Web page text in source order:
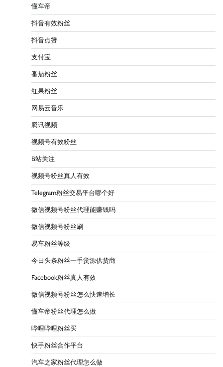
懂车帝
抖音有效粉丝
抖音点赞
支付宝
番茄粉丝
红果粉丝
网易云音乐
腾讯视频
视频号有效粉丝
B站关注
视频号粉丝真人有效
Telegram粉丝交易平台哪个好
微信视频号粉丝代理能赚钱吗
微信视频号粉丝刷
易车粉丝等级
今日头条粉丝一手货源供货商
Facebook粉丝真人有效
微信视频号粉丝怎么快速增长
懂车帝粉丝代理怎么做
哔哩哔哩粉丝买
快手粉丝合作平台
汽车之家粉丝代理怎么做